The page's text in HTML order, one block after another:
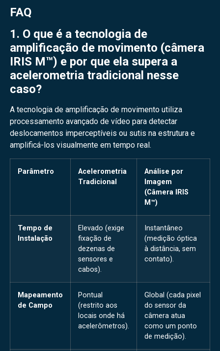
FAQ
1. O que é a tecnologia de
amplificação de movimento (câmera
IRIS M™) e por que ela supera a
acelerometria tradicional nesse
caso?
A tecnologia de amplificação de movimento utiliza
processamento avançado de vídeo para detectar
deslocamentos imperceptíveis ou sutis na estrutura e
amplificá-los visualmente em tempo real.
Parâmetro
Acelerometria
Tradicional
Análise por
Imagem
(Câmera IRIS
M™)
Tempo de
Instalação
Elevado (exige
fixação de
dezenas de
sensores e
cabos).
Instantâneo
(medição óptica
à distância, sem
contato).
Mapeamento
de Campo
Pontual
(restrito aos
locais onde há
acelerômetros).
Global (cada pixel
do sensor da
câmera atua
como um ponto
de medição).